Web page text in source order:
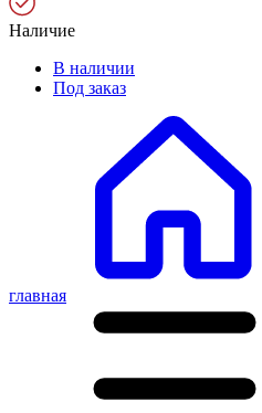
Наличие
В наличии
Под заказ
главная